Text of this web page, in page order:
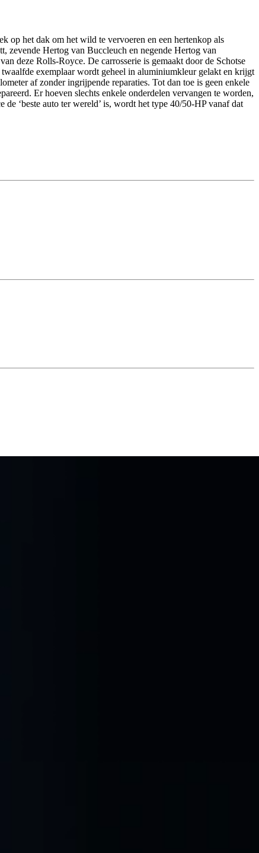
op het dak om het wild te vervoeren en een hertenkop als
zevende Hertog van Buccleuch en negende Hertog van
deze Rolls-Royce. De carrosserie is gemaakt door de Schotse
exemplaar wordt geheel in aluminiumkleur gelakt en krijgt
af zonder ingrijpende reparaties. Tot dan toe is geen enkele
Er hoeven slechts enkele onderdelen vervangen te worden,
‘beste auto ter wereld’ is, wordt het type 40/50-HP vanaf dat